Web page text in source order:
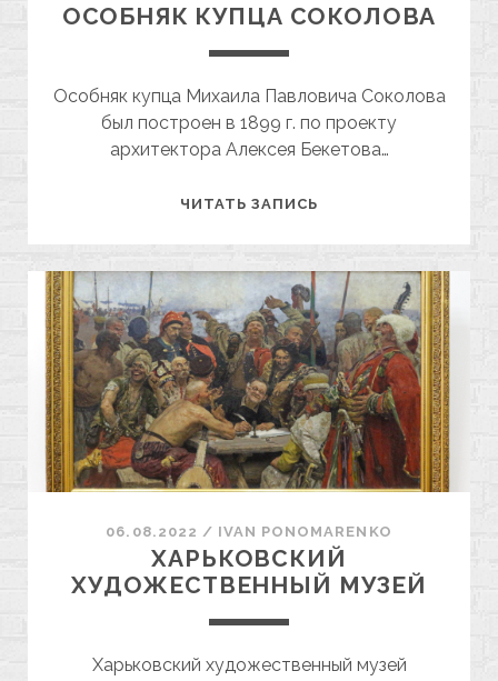
ОСОБНЯК КУПЦА СОКОЛОВА
Особняк купца Михаила Павловича Соколова
был построен в 1899 г. по проекту
архитектора Алексея Бекетова…
ЧИТАТЬ ЗАПИСЬ
06.08.2022 / ІVAN PONOMARENKO
ХАРЬКОВСКИЙ
ХУДОЖЕСТВЕННЫЙ МУЗЕЙ
Харьковский художественный музей